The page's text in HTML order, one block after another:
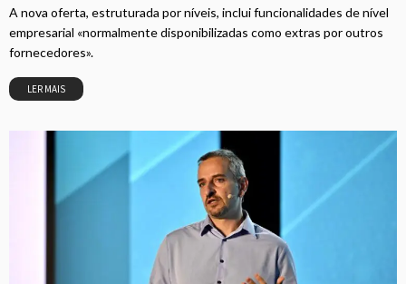
A nova oferta, estruturada por níveis, inclui funcionalidades de nível
empresarial «normalmente disponibilizadas como extras por outros
fornecedores».
LER MAIS